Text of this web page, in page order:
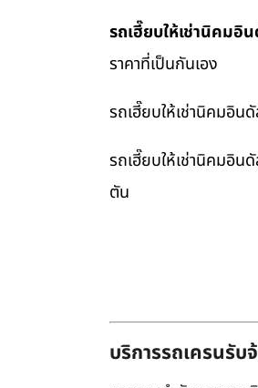
รถเฮี๊ยบให้เช่านิคมอิ
ราคาที่เป็นกันเอง
รถเฮี๊ยบให้เช่านิคมอิน
รถเฮี๊ยบให้เช่านิคมอิน
ตัน
บริการรถเครนรั